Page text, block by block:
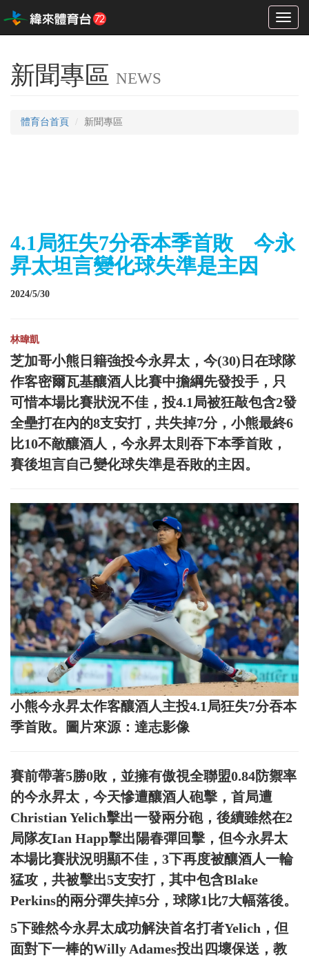
Toggle
新聞專區 NEWS
體育台首頁 新聞專區
4.1局狂失7分吞本季首敗 今永
昇太坦言變化球失準是主因
2024/5/30
林暐凱
芝加哥小熊日籍強投今永昇太，今(30)日在球隊
作客密爾瓦基釀酒人比賽中擔綱先發投手，只
可惜本場比賽狀況不佳，投4.1局被狂敲包含2發
全壘打在內的8支安打，共失掉7分，小熊最終6
比10不敵釀酒人，今永昇太則吞下本季首敗，
賽後坦言自己變化球失準是吞敗的主因。
小熊今永昇太作客釀酒人主投4.1局狂失7分吞本
季首敗。圖片來源：達志影像
賽前帶著5勝0敗，並擁有傲視全聯盟0.84防禦率
的今永昇太，今天慘遭釀酒人砲擊，首局遭
Christian Yelich擊出一發兩分砲，後續雖然在2
局隊友Ian Happ擊出陽春彈回擊，但今永昇太
本場比賽狀況明顯不佳，3下再度被釀酒人一輪
猛攻，共被擊出5支安打，其中包含Blake
Perkins的兩分彈失掉5分，球隊1比7大幅落後。
5下雖然今永昇太成功解決首名打者Yelich，但
面對下一棒的Willy Adames投出四壞保送，教